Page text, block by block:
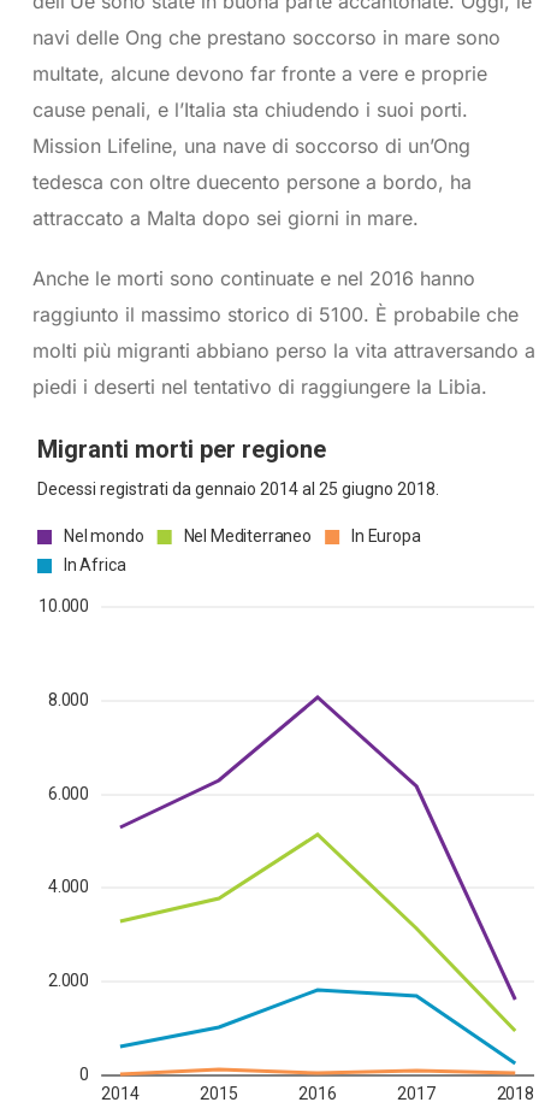
navi delle Ong che prestano soccorso in mare sono
multate, alcune devono far fronte a vere e proprie
cause penali, e l’Italia sta chiudendo i suoi porti.
Mission Lifeline, una nave di soccorso di un’Ong
tedesca con oltre duecento persone a bordo, ha
attraccato a Malta dopo sei giorni in mare.
Anche le morti sono continuate e nel 2016 hanno
raggiunto il massimo storico di 5100. È probabile che
molti più migranti abbiano perso la vita attraversando a
piedi i deserti nel tentativo di raggiungere la Libia.